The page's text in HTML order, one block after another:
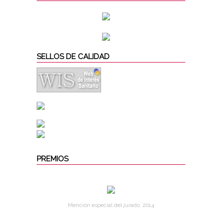
SELLOS DE CALIDAD
PREMIOS
Mención especial del jurado. 2014